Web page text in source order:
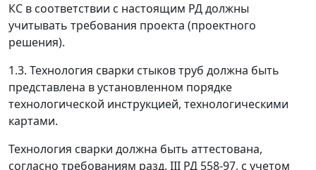
КС в соответствии с настоящим РД должны
учитывать требования проекта (проектного
решения).
1.3. Технология сварки стыков труб должна быть
представлена в установленном порядке
технологической инструкцией, технологическими
картами.
Технология сварки должна быть аттестована,
согласно требованиям разд. III РД 558-97, с учетом